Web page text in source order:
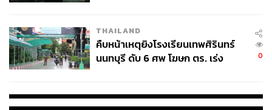
THAILAND
คืบหน้าเหตุยิงโรงเรียนเทพศิรินทร์
นนทบุรี ดับ 6 ศพ โฆษก ตร. เร่ง
0